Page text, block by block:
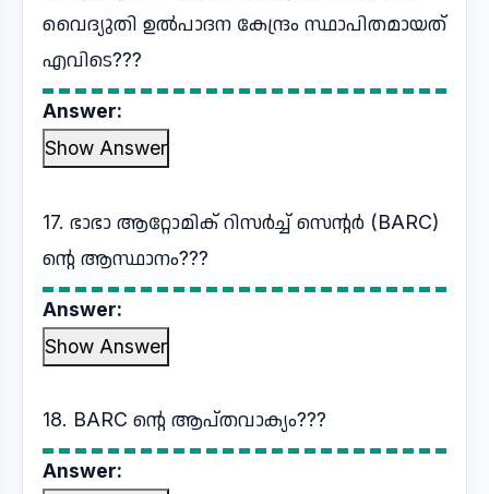
വൈദ്യുതി ഉൽപാദന കേന്ദ്രം സ്ഥാപിതമായത്
എവിടെ???
Answer:
Show Answer
17. ഭാഭാ ആറ്റോമിക് റിസർച്ച് സെന്റർ (BARC)
ന്റെ ആസ്ഥാനം???
Answer:
Show Answer
18. BARC ന്റെ ആപ്തവാക്യം???
Answer: